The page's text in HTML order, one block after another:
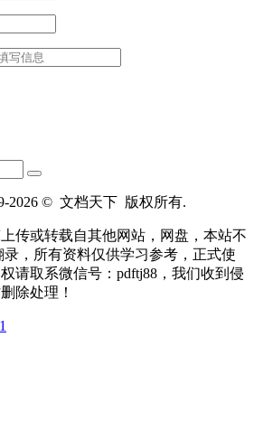
2026 © 文档天下 版权所有.
传或转载自其他网站，网盘，本站不
，所有资料仅供学习参考，正式使
请取系微信号：pdftj88，我们收到侵
除处理！